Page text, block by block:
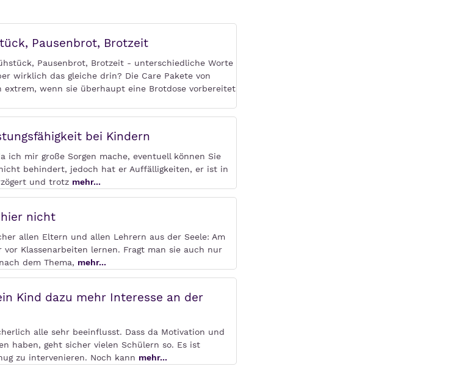
Pausenbrot, Brotzeit
Pausenbrot, Brotzeit - unterschiedliche Worte
wirklich das gleiche drin? Die Care Pakete von
extrem, wenn sie überhaupt eine Brotdose vorbereitet
bei Kindern
ich mir große Sorgen mache, eventuell können Sie
behindert, jedoch hat er Auffälligkeiten, er ist in
und trotz mehr...
nicht
allen Eltern und allen Lehrern aus der Seele: Am
Klassenarbeiten lernen. Fragt man sie auch nur
dem Thema, mehr...
Kind dazu mehr Interesse an der
alle sehr beeinflusst. Dass da Motivation und
haben, geht sicher vielen Schülern so. Es ist
zu intervenieren. Noch kann mehr...